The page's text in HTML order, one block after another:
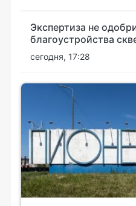
Экспертиза не
благоустройства
сегодня, 17:28